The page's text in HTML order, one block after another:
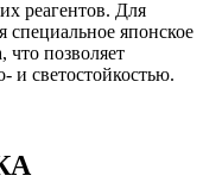
реагентов. Для
специальное японское
что позволяет
и светостойкостью.